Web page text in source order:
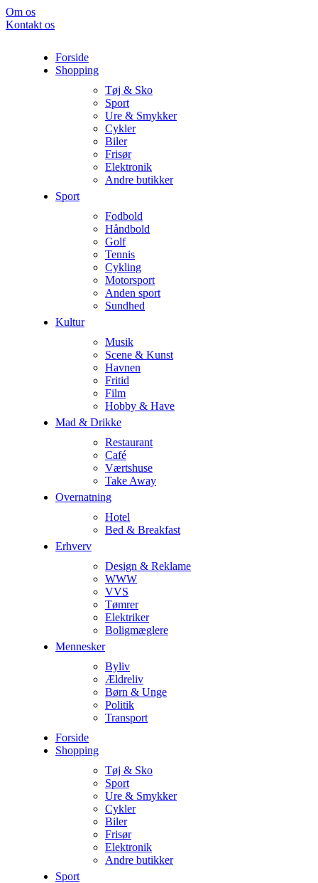
Om os
Kontakt os
Forside
Shopping
Tøj & Sko
Sport
Ure & Smykker
Cykler
Biler
Frisør
Elektronik
Andre butikker
Sport
Fodbold
Håndbold
Golf
Tennis
Cykling
Motorsport
Anden sport
Sundhed
Kultur
Musik
Scene & Kunst
Havnen
Fritid
Film
Hobby & Have
Mad & Drikke
Restaurant
Café
Værtshuse
Take Away
Overnatning
Hotel
Bed & Breakfast
Erhverv
Design & Reklame
WWW
VVS
Tømrer
Elektriker
Boligmæglere
Mennesker
Byliv
Ældreliv
Børn & Unge
Politik
Transport
Forside
Shopping
Tøj & Sko
Sport
Ure & Smykker
Cykler
Biler
Frisør
Elektronik
Andre butikker
Sport